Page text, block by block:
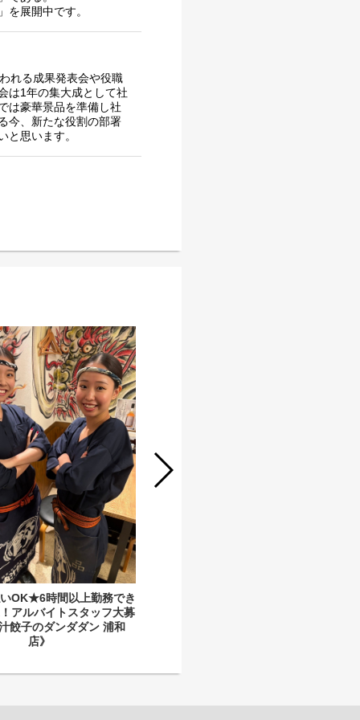
展開中です。
れる成果発表会や役職
は1年の集大成として社
は豪華景品を準備し社
今、新たな役割の部署
と思います。
OK★6時間以上勤務でき
アルバイトスタッフ大募
餃子のダンダダン 浦和
店》